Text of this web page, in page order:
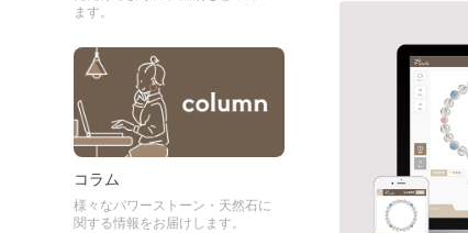
ます。
コラム
様々なパワーストーン・天然石に
関する情報をお届けします。